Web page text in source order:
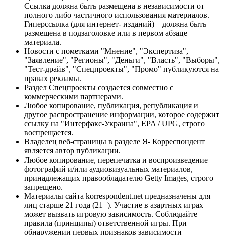
Ссылка должна быть размещена в независимости от
полного либо частичного использования материалов.
Гиперссылка (для интернет- изданий) – должна быть
размещена в подзаголовке или в первом абзаце
материала.
Новости с пометками "Мнение", "Экспертиза",
"Заявление", "Регионы", "Деньги", "Власть", "Выборы",
"Тест-драйв", "Спецпроекты", "Промо" публикуются на
правах рекламы.
Раздел Спецпроекты создается совместно с
коммерческими партнерами.
Любое копирование, публикация, републикация и
другое распространение информации, которое содержит
ссылку на "Интерфакс-Украина", EPA / UPG, строго
воспрещается.
Владелец веб-страницы в разделе Я- Корреспондент
является автор публикации.
Любое копирование, перепечатка и воспроизведение
фотографий и/или аудиовизуальных материалов,
принадлежащих правообладателю Getty Images, строго
запрещено.
Материалы сайта korrespondent.net предназначены для
лиц старше 21 года (21+). Участие в азартных играх
может вызвать игровую зависимость. Соблюдайте
правила (принципы) ответственной игры. При
обнаружении первых признаков зависимости